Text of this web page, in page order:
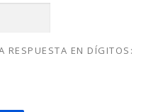
RESPUESTA EN DÍGITOS: